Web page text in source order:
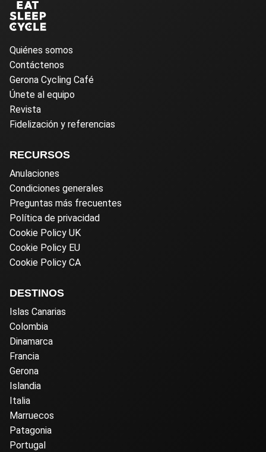
Quiénes somos
Contáctenos
Gerona Cycling Café
Únete al equipo
Revista
Fidelización y referencias
RECURSOS
Anulaciones
Condiciones generales
Preguntas más frecuentes
Política de privacidad
Cookie Policy UK
Cookie Policy EU
Cookie Policy CA
DESTINOS
Islas Canarias
Colombia
Dinamarca
Francia
Gerona
Islandia
Italia
Marruecos
Patagonia
Portugal